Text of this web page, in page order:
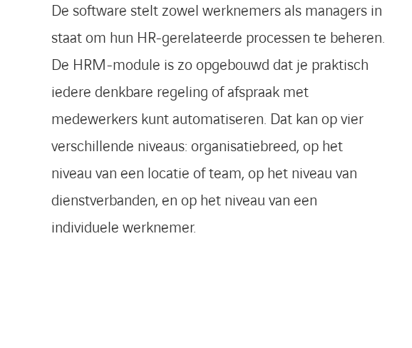
De software stelt zowel werknemers als managers in
staat om hun HR-gerelateerde processen te beheren.
De HRM-module is zo opgebouwd dat je praktisch
iedere denkbare regeling of afspraak met
medewerkers kunt automatiseren. Dat kan op vier
verschillende niveaus: organisatiebreed, op het
niveau van een locatie of team, op het niveau van
dienstverbanden, en op het niveau van een
individuele werknemer.